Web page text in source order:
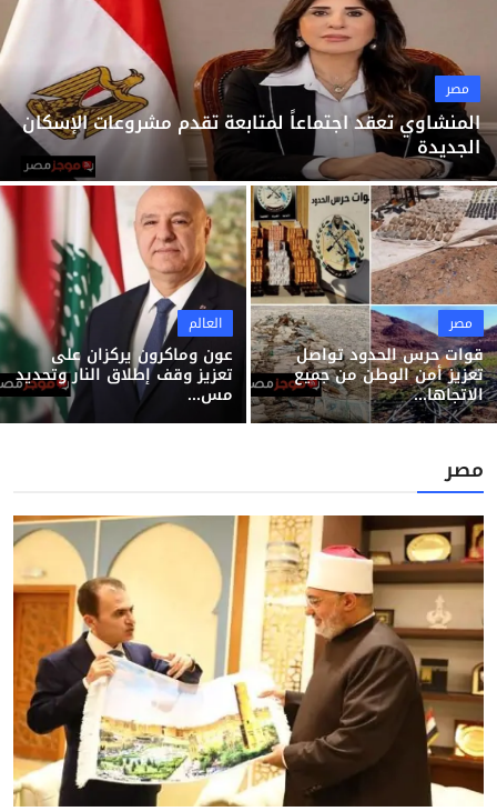
منوعات
مصر
المنشاوي تعقد اجتماعاً لمتابعة تقدم مشروعات الإسكان
الجديدة
مصر
قوات حرس الحدود تواصل
تعزيز أمن الوطن من جميع
الاتجاها...
العالم
عون وماكرون يركزان على
تعزيز وقف إطلاق النار وتحديد
مس...
مصر